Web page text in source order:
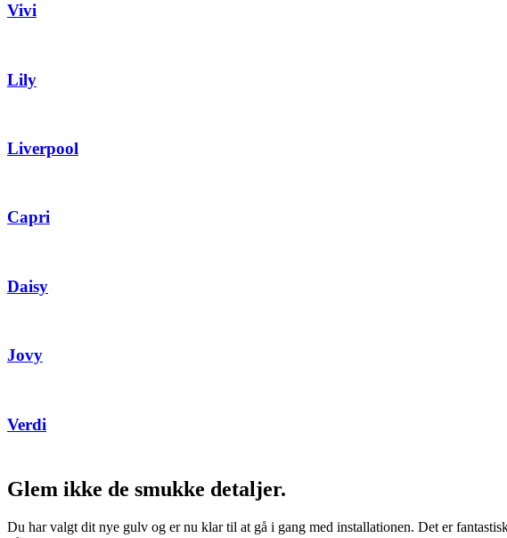
Vivi
Lily
Liverpool
Capri
Daisy
Jovy
Verdi
Glem ikke de smukke detaljer.
Du har valgt dit nye gulv og er nu klar til at gå i gang med installationen. Det er